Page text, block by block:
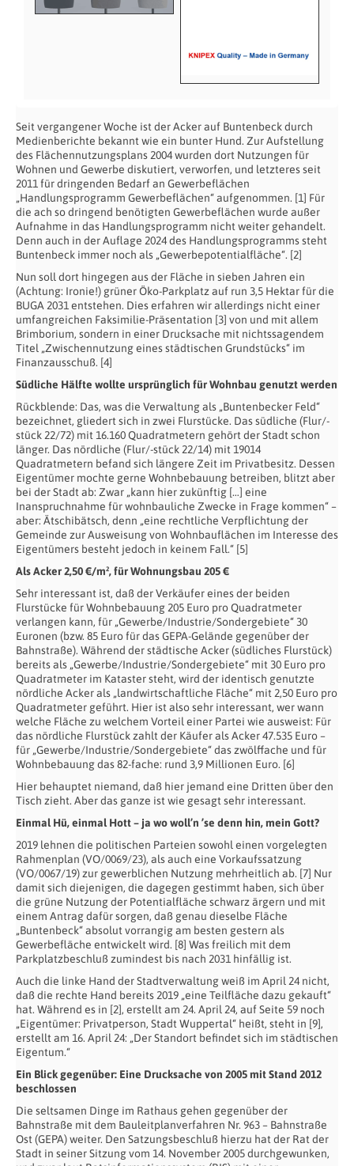
Seit vergangener Woche ist der Acker auf Buntenbeck durch
Medienberichte bekannt wie ein bunter Hund. Zur Aufstellung
des Flächennutzungsplans 2004 wurden dort Nutzungen für
Wohnen und Gewerbe diskutiert, verworfen, und letzteres seit
2011 für dringenden Bedarf an Gewerbeflächen
„Handlungsprogramm Gewerbeflächen“ aufgenommen. [1] Für
die ach so dringend benötigten Gewerbeflächen wurde außer
Aufnahme in das Handlungsprogramm nicht weiter gehandelt.
Denn auch in der Auflage 2024 des Handlungsprogramms steht
Buntenbeck immer noch als „Gewerbepotentialfläche“. [2]
Nun soll dort hingegen aus der Fläche in sieben Jahren ein
(Achtung: Ironie!) grüner Öko-Parkplatz auf run 3,5 Hektar für die
BUGA 2031 entstehen. Dies erfahren wir allerdings nicht einer
umfangreichen Faksimilie-Präsentation [3] von und mit allem
Brimborium, sondern in einer Drucksache mit nichtssagendem
Titel „Zwischennutzung eines städtischen Grundstücks“ im
Finanzausschuß. [4]
Südliche Hälfte wollte ursprünglich für Wohnbau genutzt werden
Rückblende: Das, was die Verwaltung als „Buntenbecker Feld“
bezeichnet, gliedert sich in zwei Flurstücke. Das südliche (Flur/-
stück 22/72) mit 16.160 Quadratmetern gehört der Stadt schon
länger. Das nördliche (Flur/-stück 22/14) mit 19014
Quadratmetern befand sich längere Zeit im Privatbesitz. Dessen
Eigentümer mochte gerne Wohnbebauung betreiben, blitzt aber
bei der Stadt ab: Zwar „kann hier zukünftig […] eine
Inanspruchnahme für wohnbauliche Zwecke in Frage kommen“ –
aber: Ätschibätsch, denn „eine rechtliche Verpflichtung der
Gemeinde zur Ausweisung von Wohnbauflächen im Interesse des
Eigentümers besteht jedoch in keinem Fall.“ [5]
Als Acker 2,50 €/m², für Wohnungsbau 205 €
Sehr interessant ist, daß der Verkäufer eines der beiden
Flurstücke für Wohnbebauung 205 Euro pro Quadratmeter
verlangen kann, für „Gewerbe/Industrie/Sondergebiete“ 30
Euronen (bzw. 85 Euro für das GEPA-Gelände gegenüber der
Bahnstraße). Während der städtische Acker (südliches Flurstück)
bereits als „Gewerbe/Industrie/Sondergebiete“ mit 30 Euro pro
Quadratmeter im Kataster steht, wird der identisch genutzte
nördliche Acker als „landwirtschaftliche Fläche“ mit 2,50 Euro pro
Quadratmeter geführt. Hier ist also sehr interessant, wer wann
welche Fläche zu welchem Vorteil einer Partei wie ausweist: Für
das nördliche Flurstück zahlt der Käufer als Acker 47.535 Euro –
für „Gewerbe/Industrie/Sondergebiete“ das zwölffache und für
Wohnbebauung das 82-fache: rund 3,9 Millionen Euro. [6]
Hier behauptet niemand, daß hier jemand eine Dritten über den
Tisch zieht. Aber das ganze ist wie gesagt sehr interessant.
Einmal Hü, einmal Hott – ja wo woll’n ’se denn hin, mein Gott?
2019 lehnen die politischen Parteien sowohl einen vorgelegten
Rahmenplan (VO/0069/23), als auch eine Vorkaufssatzung
(VO/0067/19) zur gewerblichen Nutzung mehrheitlich ab. [7] Nur
damit sich diejenigen, die dagegen gestimmt haben, sich über
die grüne Nutzung der Potentialfläche schwarz ärgern und mit
einem Antrag dafür sorgen, daß genau dieselbe Fläche
„Buntenbeck“ absolut vorrangig am besten gestern als
Gewerbefläche entwickelt wird. [8] Was freilich mit dem
Parkplatzbeschluß zumindest bis nach 2031 hinfällig ist.
Auch die linke Hand der Stadtverwaltung weiß im April 24 nicht,
daß die rechte Hand bereits 2019 „eine Teilfläche dazu gekauft“
hat. Während es in [2], erstellt am 24. April 24, auf Seite 59 noch
„Eigentümer: Privatperson, Stadt Wuppertal“ heißt, steht in [9],
erstellt am 16. April 24: „Der Standort befindet sich im städtischen
Eigentum.“
Ein Blick gegenüber: Eine Drucksache von 2005 mit Stand 2012
beschlossen
Die seltsamen Dinge im Rathaus gehen gegenüber der
Bahnstraße mit dem Bauleitplanverfahren Nr. 963 – Bahnstraße
Ost (GEPA) weiter. Den Satzungsbeschluß hierzu hat der Rat der
Stadt in seiner Sitzung vom 14. November 2005 durchgewunken,